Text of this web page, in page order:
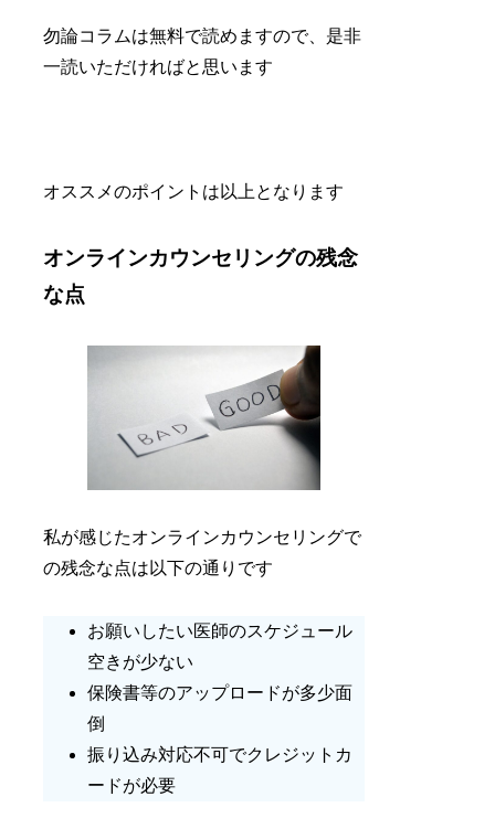
勿論コラムは無料で読めますので、是非
一読いただければと思います
オススメのポイントは以上となります
オンラインカウンセリングの残念
な点
私が感じたオンラインカウンセリングで
の残念な点は以下の通りです
お願いしたい医師のスケジュール
空きが少ない
保険書等のアップロードが多少面
倒
振り込み対応不可でクレジットカ
ードが必要